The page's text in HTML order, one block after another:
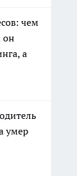
чем
он
а
умер